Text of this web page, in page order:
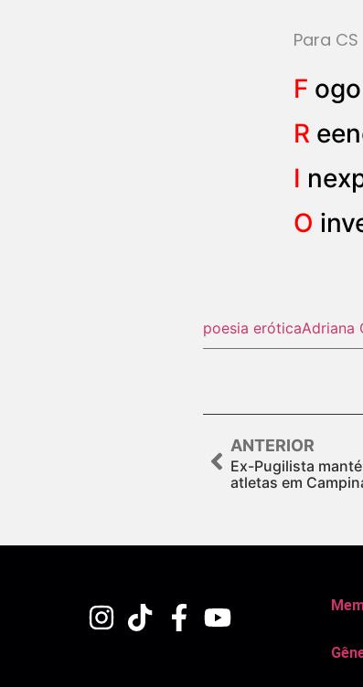
Para CS
F
R
I
O
poesia eróticaAdriana
ANTERIOR
Ex-Pugilista
atletas em